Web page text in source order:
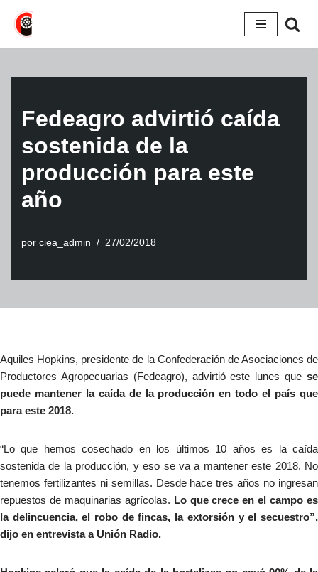
Saltar
Fedeagro advirtió caída
sostenida de la
producción para este
año
por ciea_admin 27/02/2018
Aquiles Hopkins, presidente de la Confederación de Asociaciones de
Productores Agropecuarias (Fedeagro), advirtió este lunes que se
puede mantener la caída de la producción en todo el país que
para este 2018.
“Lo que hemos cosechado en los últimos 10 años es la caída
sostenida de la producción, y eso se va a mantener este 2018. No
tenemos fertilizantes ni semillas. Desde hace tres años no ingresan
repuestos de maquinarias agrícolas. Lo que crece en el campo es
la delincuencia, el robo de fincas, la extorsión y el secuestro”,
dijo en entrevista a Unión Radio.